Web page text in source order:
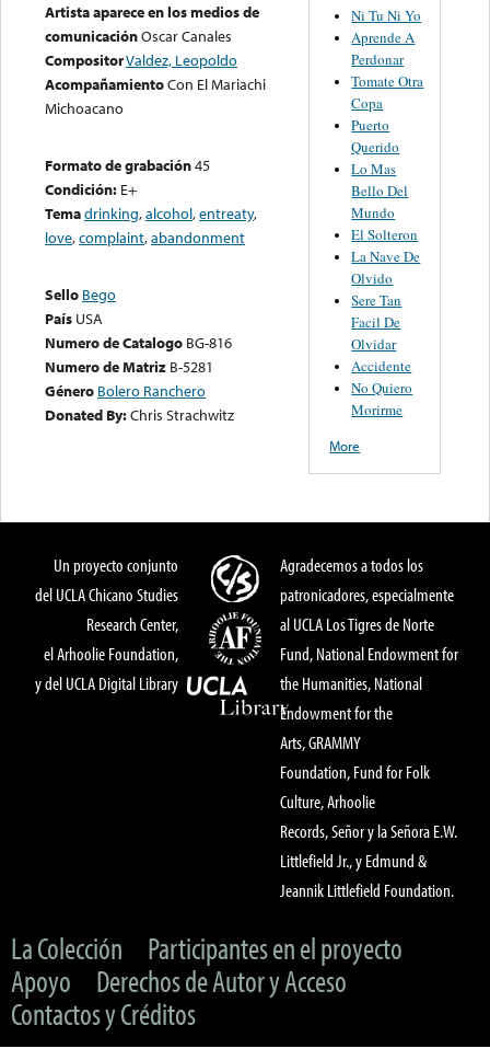
Artista aparece en los medios de
comunicaciónOscar Canales
CompositorValdez, Leopoldo
AcompañamientoCon El Mariachi
Michoacano
Formato de grabación45
Condición: E+
Temadrinking,alcohol,entreaty,
love,complaint,abandonment
Sello Bego
País USA
Numero de Catalogo BG-816
Numero de Matriz B-5281
Género Bolero Ranchero
Donated By:Chris Strachwitz
Ni Tu Ni Yo
Aprende A
Perdonar
Tomate Otra
Copa
Puerto
Querido
Lo Mas
Bello Del
Mundo
El Solteron
La Nave De
Olvido
Sere Tan
Facil De
Olvidar
Accidente
No Quiero
Morirme
More
Un proyecto conjunto
del UCLA Chicano Studies
Research Center,
el Arhoolie Foundation,
y del UCLA Digital Library
Agradecemos a todos los
patronicadores, especialmente
al UCLA Los Tigres de Norte
Fund, National Endowment for
the Humanities, National
Endowment for the
Arts, GRAMMY
Foundation, Fund for Folk
Culture, Arhoolie
Records, Señor y la Señora E.W.
Littlefield Jr., y Edmund &
Jeannik Littlefield Foundation.
La Colección
Participantes en el proyecto
Apoyo
Derechos de Autor y Acceso
Contactos y Créditos